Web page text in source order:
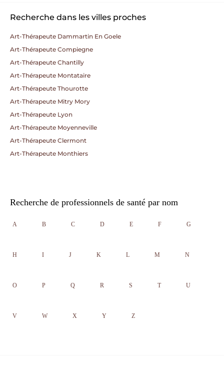
Recherche dans les villes proches
Art-Thérapeute Dammartin En Goele
Art-Thérapeute Compiegne
Art-Thérapeute Chantilly
Art-Thérapeute Montataire
Art-Thérapeute Thourotte
Art-Thérapeute Mitry Mory
Art-Thérapeute Lyon
Art-Thérapeute Moyenneville
Art-Thérapeute Clermont
Art-Thérapeute Monthiers
Recherche de professionnels de santé par nom
A B C D E F G
H I J K L M N
O P Q R S T U
V W X Y Z